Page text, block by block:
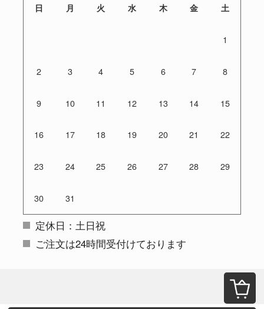
日 月 火 水 木 金 土
1
2 3 4 5 6 7 8
9 10 11 12 13 14 15
16 17 18 19 20 21 22
23 24 25 26 27 28 29
30 31
定休日：土日祝
ご注文は24時間受付けております